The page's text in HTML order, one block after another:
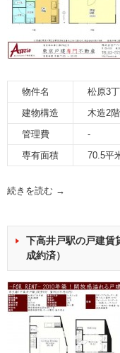
物件名 松原3
建物構造
木造2
管理費
-
専有面積
70.5平
続きを読む →
下高井戸駅の戸建賃
成約済）